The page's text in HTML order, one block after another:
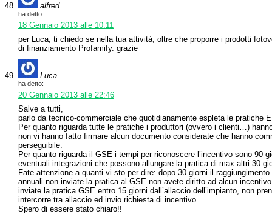
alfred
ha detto:
18 Gennaio 2013 alle 10:11
per Luca, ti chiedo se nella tua attività, oltre che proporre i prodotti
di finanziamento Profamify. grazie
Luca
ha detto:
20 Gennaio 2013 alle 22:46
Salve a tutti,
parlo da tecnico-commerciale che quotidianamente espleta le pratiche
Per quanto riguarda tutte le pratiche i produttori (ovvero i clienti…)
non vi hanno fatto firmare alcun documento considerate che hanno
perseguibile.
Per quanto riguarda il GSE i tempi per riconoscere l’incentivo sono 90
eventuali integrazioni che possono allungare la pratica di max altri 30
Fate attenzione a quanti vi sto per dire: dopo 30 giorni il
annuali non inviate la pratica al GSE non avete diritto ad alcun
inviate la pratica GSE entro 15 giorni dall’allaccio dell’impianto, non
intercorre tra allaccio ed invio richiesta di incentivo.
Spero di essere stato chiaro!!